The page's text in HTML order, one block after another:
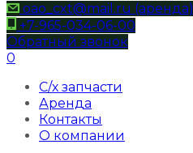
oao_cxt@mail.ru (аренда)
+7-965-034-06-00
Обратный звонок
0
С/х запчасти
Аренда
Контакты
О компании